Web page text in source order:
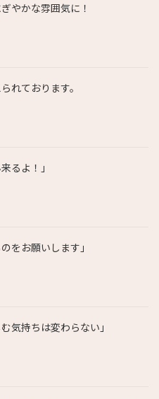
やかな雰囲気に！
れております。
るよ！」
をお願いします」
気持ちは変わらない」